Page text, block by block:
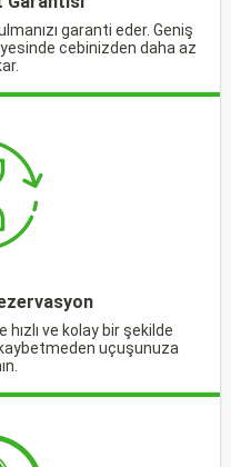
garanti eder. Geniş
cebinizden daha az
hızlı ve kolay bir şekilde
uçuşunuza